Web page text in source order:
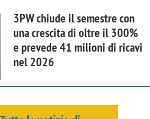
3PW chiude il semestre con
una crescita di oltre il 300%
e prevede 41 milioni di ricavi
nel 2026